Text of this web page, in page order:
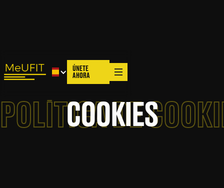
ÚNETE
AHORA
POLÍTICA DE
COOKIES